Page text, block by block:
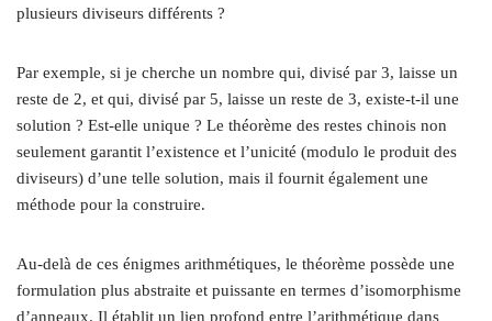
plusieurs diviseurs différents ?
Par exemple, si je cherche un nombre qui, divisé par 3, laisse un
reste de 2, et qui, divisé par 5, laisse un reste de 3, existe-t-il une
solution ? Est-elle unique ? Le théorème des restes chinois non
seulement garantit l’existence et l’unicité (modulo le produit des
diviseurs) d’une telle solution, mais il fournit également une
méthode pour la construire.
Au-delà de ces énigmes arithmétiques, le théorème possède une
formulation plus abstraite et puissante en termes d’isomorphisme
d’anneaux. Il établit un lien profond entre l’arithmétique dans